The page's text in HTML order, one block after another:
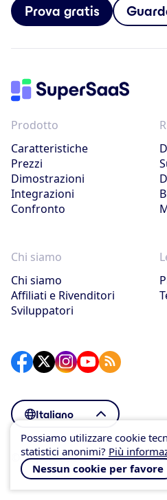
Prova gratis
Possiamo utilizzare cookie
statistici anonimi? Più
Nessun cookie per favore
Prodotto
Caratteristiche
Prezzi
Dimostrazioni
Integrazioni
Confronto
Chi siamo
Chi siamo
Affiliati e Rivenditori
Sviluppatori
Italiano
© SuperSaaS 2007–2026